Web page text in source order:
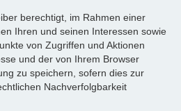
berechtigt, im Rahmen einer
Ihren und seinen Interessen sowie
von Zugriffen und Aktionen
und der von Ihrem Browser
zu speichern, sofern dies zur
Nachverfolgbarkeit